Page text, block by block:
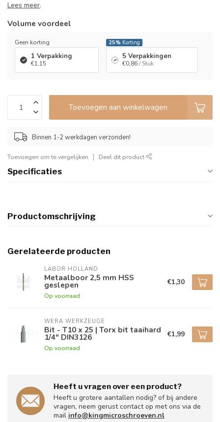
Lees meer.
Volume voordeel
Geen korting
1 Verpakking
€1,15
25% Korting
5 Verpakkingen
€0,86/ Stuk
Toevoegen aan winkelwagen
Binnen 1-2 werkdagen verzonden!
Toevoegen om te vergelijken Deel dit product
Specificaties
Productomschrijving
Gerelateerde producten
LABOR HOLLAND
Metaalboor 2,5 mm HSS
geslepen
Op voorraad
€1,30
WERA WERKZEUGE
Bit - T10 x 25 | Torx bit taaihard
1/4" DIN3126
Op voorraad
€1,99
Heeft u vragen over een product?
Heeft u grotere aantallen nodig? of bij andere
vragen, neem gerust contact op met ons via de
mail info@kingmicroschroeven.nl